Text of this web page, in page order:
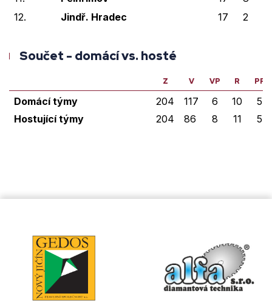
12.
Jindř. Hradec 17 2
Součet - domácí vs. hosté
Z V VP R PP
Domácí týmy 204 117 6 10
5
Hostující týmy
204 86 8 11 5